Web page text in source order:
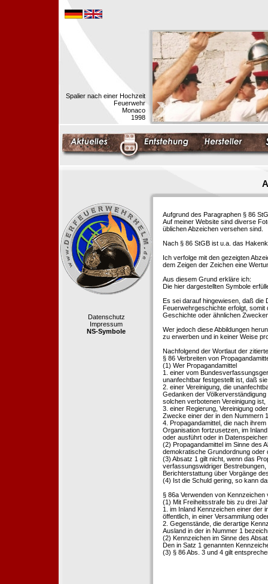
Spalier nach einer Hochzeit
Feuerwehr
Monaco
1998
Datenschutz
Impressum
NS-Symbole
Aufgrund des Paragraphen § 86
Auf meiner Website sind diverse
üblichen Abzeichen versehen sind.
Nach § 86 StGB ist u.a. das
Ich verfolge mit den gezeigten
dem Zeigen der Zeichen eine
Aus diesem Grund erkläre ich:
Die hier dargestellten Symbole
Es sei darauf hingewiesen, daß die
Feuerwehrgeschichte erfolgt,
Geschichte oder ähnlichen
Wer jedoch diese Abbildungen
zu erwerben und in keiner Weise
Nachfolgend der Wortlaut der
§ 86 Verbreiten von
(1) Wer Propagandamittel
1. einer vom
unanfechtbar festgestellt ist, daß
2. einer Vereinigung, die
Gedanken der
solchen verbotenen Vereinigung ist,
3. einer Regierung, Vereinigung
Zwecke einer der in den Nummern
4. Propagandamittel, die nach
Organisation fortzusetzen, im
oder ausführt oder in
(2) Propagandamittel im Sinne des
demokratische Grundordnung oder
(3) Absatz 1 gilt nicht, wenn das
verfassungswidriger
Berichterstattung über Vorgänge
(4) Ist die Schuld gering, so kann
§ 86a Verwenden von
(1) Mit Freiheitsstrafe bis zu drei
1. im Inland Kennzeichen einer der
öffentlich, in einer Versammlung
2. Gegenstände, die derartige
Ausland in der in Nummer 1
(2) Kennzeichen im Sinne des
Den in Satz 1 genannten
(3) § 86 Abs. 3 und 4 gilt